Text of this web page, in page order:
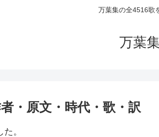
万葉集の全4516歌
万葉
・原文・時代・歌・訳
。